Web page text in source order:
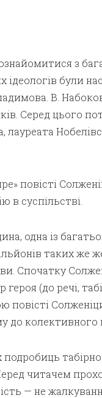
з
були
В.
Серед цього
лауреата
повісті
в суспільстві.
одна із
таких же
Спочатку
героя (до речі,
повісті
колективного
подробиць
читачем
— не